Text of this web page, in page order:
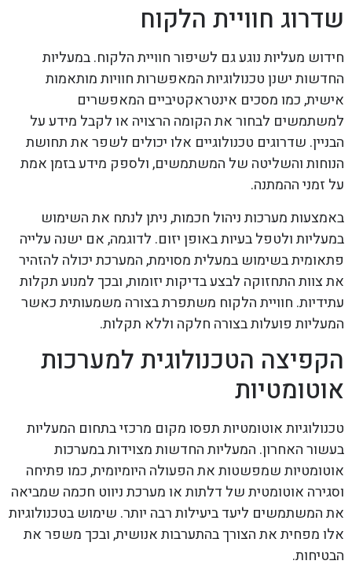
שדרוג חוויית הלקוח
חידוש מעליות נוגע גם לשיפור חוויית הלקוח. במעליות
החדשות ישנן טכנולוגיות המאפשרות חוויות מותאמות
אישית, כמו מסכים אינטראקטיביים המאפשרים
למשתמשים לבחור את הקומה הרצויה או לקבל מידע על
הבניין. שדרוגים טכנולוגיים אלו יכולים לשפר את תחושת
הנוחות והשליטה של המשתמשים, ולספק מידע בזמן אמת
על זמני ההמתנה.
באמצעות מערכות ניהול חכמות, ניתן לנתח את השימוש
במעליות ולטפל בעיות באופן יזום. לדוגמה, אם ישנה עלייה
פתאומית בשימוש במעלית מסוימת, המערכת יכולה להזהיר
את צוות התחזוקה לבצע בדיקות יזומות, ובכך למנוע תקלות
עתידיות. חוויית הלקוח משתפרת בצורה משמעותית כאשר
המעליות פועלות בצורה חלקה וללא תקלות.
הקפיצה הטכנולוגית למערכות
אוטומטיות
טכנולוגיות אוטומטיות תפסו מקום מרכזי בתחום המעליות
בעשור האחרון. המעליות החדשות מצוידות במערכות
אוטומטיות שמפשטות את הפעולה היומיומית, כמו פתיחה
וסגירה אוטומטית של דלתות או מערכת ניווט חכמה שמביאה
את המשתמשים ליעד ביעילות רבה יותר. שימוש בטכנולוגיות
אלו מפחית את הצורך בהתערבות אנושית, ובכך משפר את
הבטיחות.